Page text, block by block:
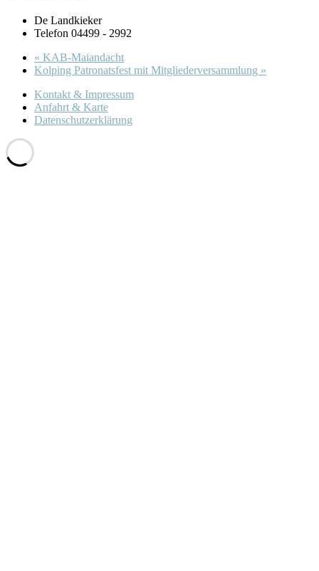
De Landkieker
Telefon 04499 - 2992
« KAB-Maiandacht
Kolping Patronatsfest mit Mitgliederversammlung »
Kontakt & Impressum
Anfahrt & Karte
Datenschutzerklärung